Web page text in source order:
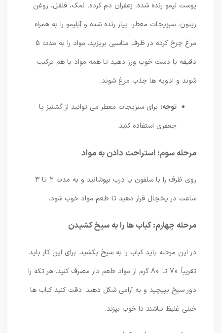
پوست لیمو رنده شده، زعفران دم کرده، نمک، فلفل، روغن
زیتون، سبزیجات معطر، پیاز رنده شده و آبلیمو را به همراه
مرغ چرخ کرده در ظرف مناسبی بریزید. مواد را به مدت 5
دقیقه با دست خوب ورز دهید تا همه مواد با هم ترکیب
شوند و ادویه ها جذب مرغ شوند.
توجه: برای سبزیجات معطر می توانید از گشنیز یا
جعفری استفاده کنید.
مرحله سوم: استراحت دادن به مواد
روی ظرف را با سلفون یا درب بپوشانید و به مدت 2 تا 3
ساعت در یخچال قرار دهید تا طعم مواد خوب شود.
مرحله چهارم: کباب ها را به سیخ کشیدن
در این مرحله باید کباب را به سیخ بکشید. برای این کار باید
تقریباً 70 تا 80 گرم از مواد طعم دار مصرف کنید. هر تکه را
دور سیخ بپیچید و به آرامی شکل دهید. دقت کنید کباب ها
خیلی غلیظ نباشند تا خوب بپزند.